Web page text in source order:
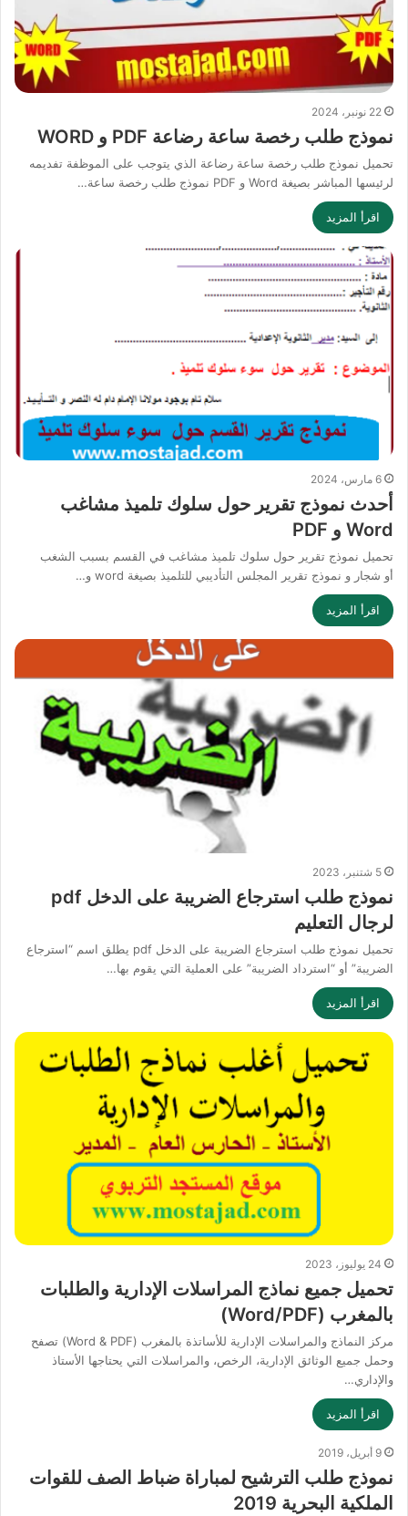
22 نونبر، 2024
نموذج طلب رخصة ساعة رضاعة PDF و WORD
تحميل نموذج طلب رخصة ساعة رضاعة الذي يتوجب على الموظفة تفديمه
لرئيسها المباشر بصيغة Word و PDF نموذج طلب رخصة ساعة…
اقرأ المزيد
6 مارس، 2024
أحدث نموذج تقرير حول سلوك تلميذ مشاغب
Word و PDF
تحميل نموذج تقرير حول سلوك تلميذ مشاغب في القسم بسبب الشغب
أو شجار و نموذج تقرير المجلس التأديبي للتلميذ بصيغة word و…
اقرأ المزيد
5 شتنبر، 2023
نموذج طلب استرجاع الضريبة على الدخل pdf
لرجال التعليم
تحميل نموذج طلب استرجاع الضريبة على الدخل pdf يطلق اسم “استرجاع
الضريبة” أو “استرداد الضريبة” على العملية التي يقوم بها…
اقرأ المزيد
24 يوليوز، 2023
تحميل جميع نماذج المراسلات الإدارية والطلبات
بالمغرب (Word/PDF)
مركز النماذج والمراسلات الإدارية للأساتذة بالمغرب (Word & PDF) تصفح
وحمل جميع الوثائق الإدارية، الرخص، والمراسلات التي يحتاجها الأستاذ
والإداري…
اقرأ المزيد
9 أبريل، 2019
نموذج طلب الترشيح لمباراة ضباط الصف للقوات
الملكية البحرية 2019